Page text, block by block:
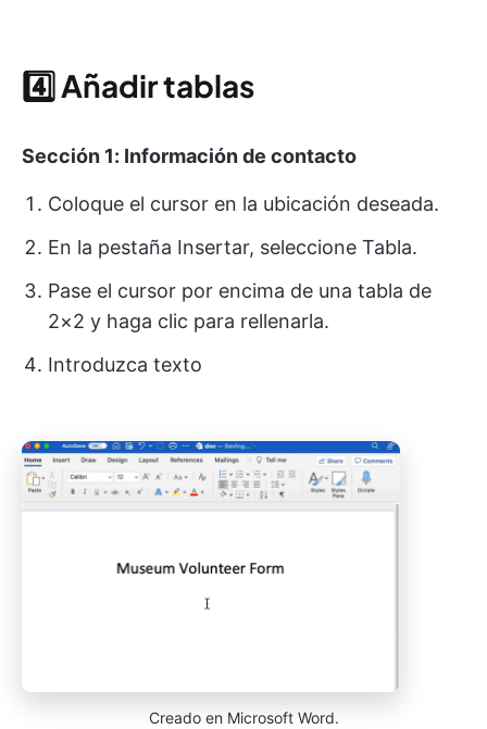
4️⃣Añadir tablas
Sección 1: Información de contacto
Coloque el cursor en la ubicación deseada.
En la pestaña Insertar, seleccione Tabla.
Pase el cursor por encima de una tabla de
2×2 y haga clic para rellenarla.
Introduzca texto
Creado en Microsoft Word.